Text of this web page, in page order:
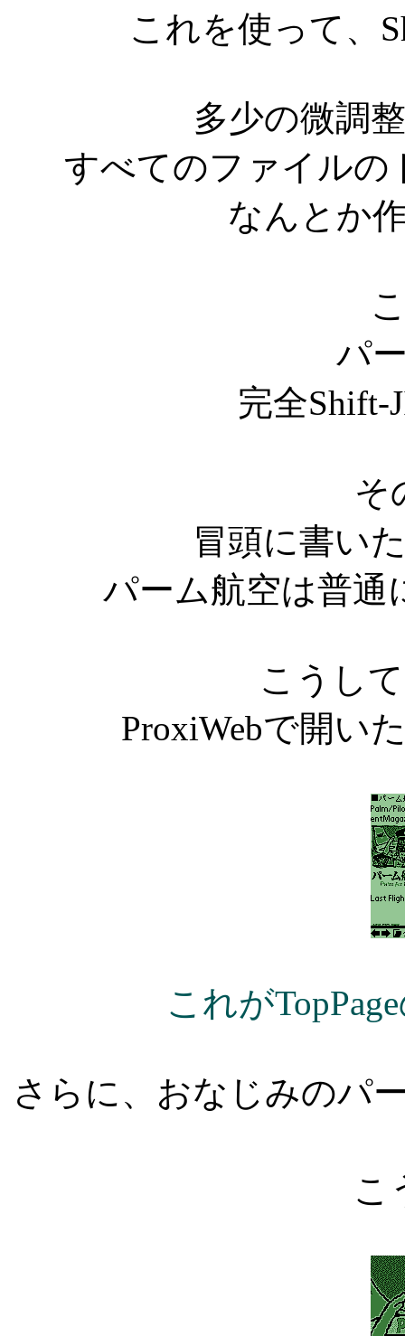
これを使って、
多少の微調
すべてのファイルの
なんとか
パ
完全Shift-
そ
冒頭に書い
パーム航空は普通
こうし
ProxiWebで開い
これが
さらに、おなじみのパ
こ